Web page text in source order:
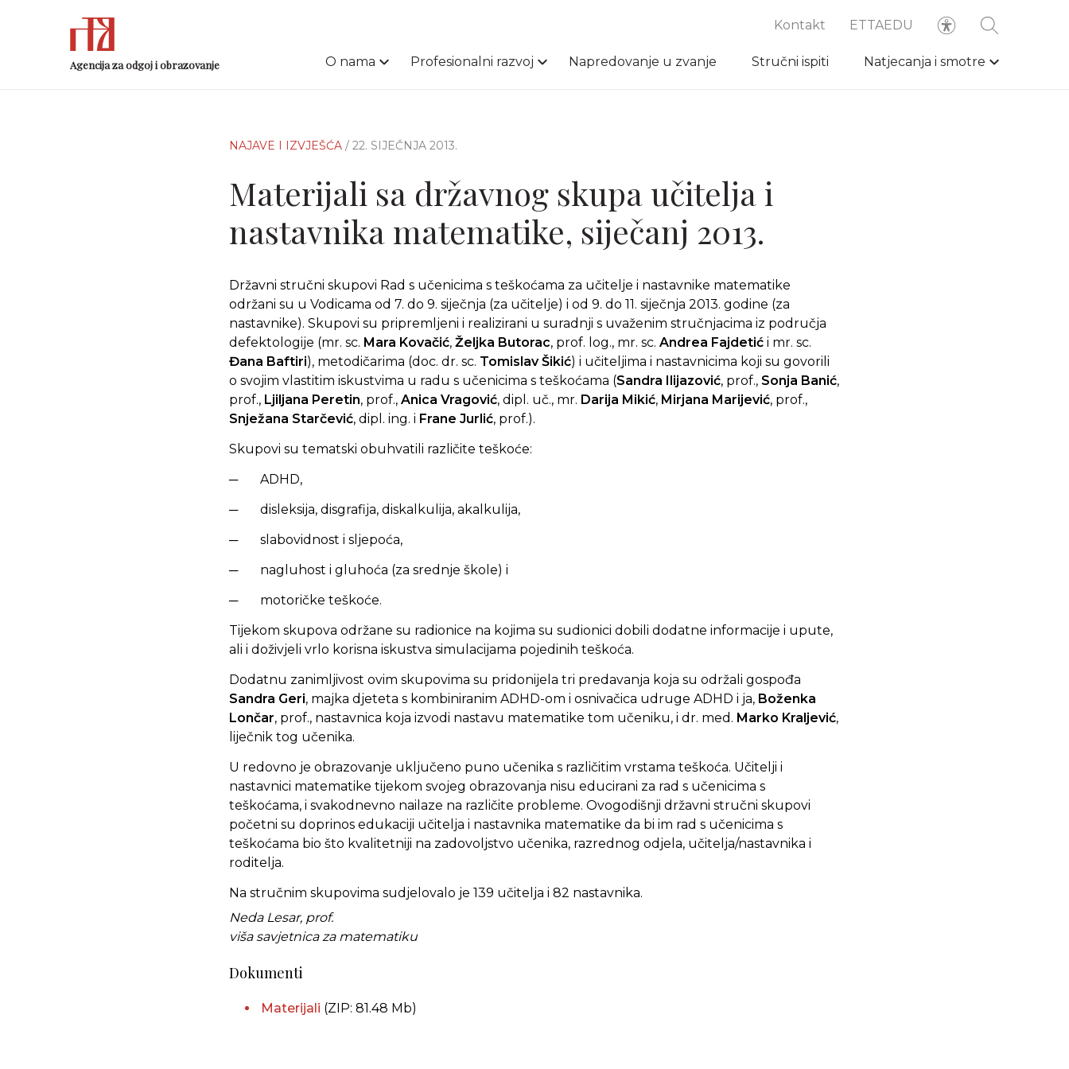
Agencija za odgoj i obrazovanje
Kontakt ETTAEDU
O nama Profesionalni razvoj Napredovanje u zvanje Stručni ispiti Natjecanja i smotre
NAJAVE I IZVJEŠĆA / 22. SIJEČNJA 2013.
Materijali sa državnog skupa učitelja i
nastavnika matematike, siječanj 2013.
Državni stručni skupovi Rad s učenicima s teškoćama za učitelje i nastavnike matematike
održani su u Vodicama od 7. do 9. siječnja (za učitelje) i od 9. do 11. siječnja 2013. godine (za
nastavnike). Skupovi su pripremljeni i realizirani u suradnji s uvaženim stručnjacima iz područja
defektologije (mr. sc. Mara Kovačić, Željka Butorac, prof. log., mr. sc. Andrea Fajdetić i mr. sc.
Đana Baftiri), metodičarima (doc. dr. sc. Tomislav Šikić) i učiteljima i nastavnicima koji su govorili
o svojim vlastitim iskustvima u radu s učenicima s teškoćama (Sandra Ilijazović, prof., Sonja Banić,
prof., Ljiljana Peretin, prof., Anica Vragović, dipl. uč., mr. Darija Mikić, Mirjana Marijević, prof.,
Snježana Starčević, dipl. ing. i Frane Jurlić, prof.).
Skupovi su tematski obuhvatili različite teškoće:
─ ADHD,
─ disleksija, disgrafija, diskalkulija, akalkulija,
─ slabovidnost i sljepoća,
─ nagluhost i gluhoća (za srednje škole) i
─ motoričke teškoće.
Tijekom skupova održane su radionice na kojima su sudionici dobili dodatne informacije i upute,
ali i doživjeli vrlo korisna iskustva simulacijama pojedinih teškoća.
Dodatnu zanimljivost ovim skupovima su pridonijela tri predavanja koja su održali gospođa
Sandra Geri, majka djeteta s kombiniranim ADHD-om i osnivačica udruge ADHD i ja, Boženka
Lončar, prof., nastavnica koja izvodi nastavu matematike tom učeniku, i dr. med. Marko Kraljević,
liječnik tog učenika.
U redovno je obrazovanje uključeno puno učenika s različitim vrstama teškoća. Učitelji i
nastavnici matematike tijekom svojeg obrazovanja nisu educirani za rad s učenicima s
teškoćama, i svakodnevno nailaze na različite probleme. Ovogodišnji državni stručni skupovi
početni su doprinos edukaciji učitelja i nastavnika matematike da bi im rad s učenicima s
teškoćama bio što kvalitetniji na zadovoljstvo učenika, razrednog odjela, učitelja/nastavnika i
roditelja.
Na stručnim skupovima sudjelovalo je 139 učitelja i 82 nastavnika.
Neda Lesar, prof.
viša savjetnica za matematiku
Dokumenti
Materijali (ZIP: 81.48 Mb)